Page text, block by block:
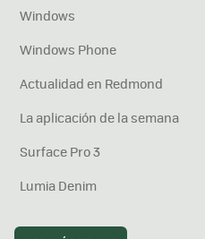
Windows
Windows Phone
Actualidad en Redmond
La aplicación de la semana
Surface Pro 3
Lumia Denim